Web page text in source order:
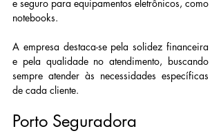
e seguro para equipamentos eletrônicos, como
notebooks.
A empresa destaca-se pela solidez financeira
e pela qualidade no atendimento, buscando
sempre atender às necessidades específicas
de cada cliente.
Porto Seguradora